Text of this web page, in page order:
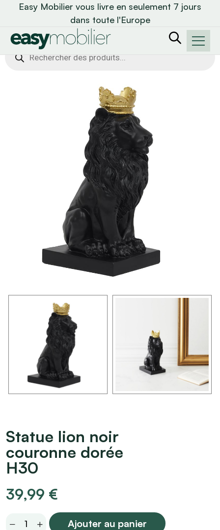
Easy Mobilier vous livre en seulement 7 jours
dans toute l'Europe
Recherche
de
Statue lion noir
couronne dorée
H30
39,99 €
Statue
Ajouter au panier